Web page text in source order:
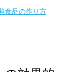
食品の作り方